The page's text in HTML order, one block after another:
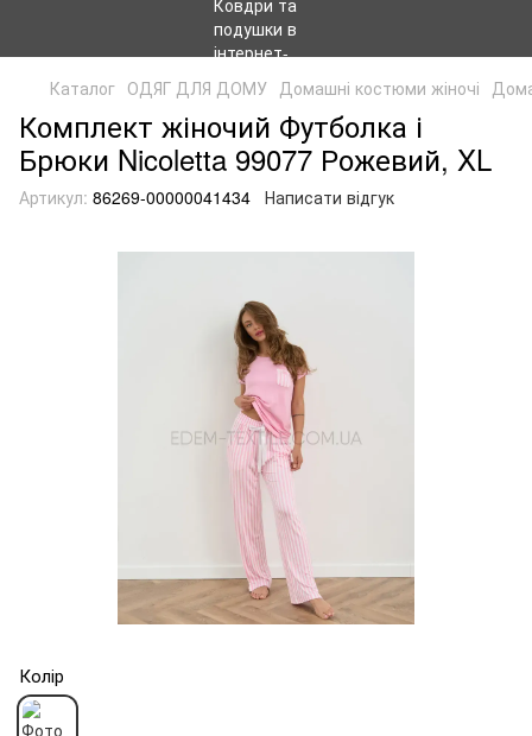
Каталог ОДЯГ ДЛЯ ДОМУ Домашні костюми жіночі
Комплект жіночий Футболка і
Брюки Nicoletta 99077 Рожевий, XL
Артикул: 86269-00000041434 Написати відгук
Колір